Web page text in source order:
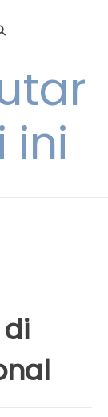
ini